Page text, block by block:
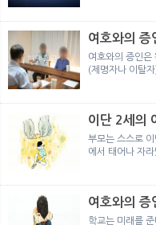
여호와의 증
여호와의 증인
(제명자나 이탈
이단 2세의
부모는 스스로
에서 태어나 자
여호와의 증
학교는 미래를